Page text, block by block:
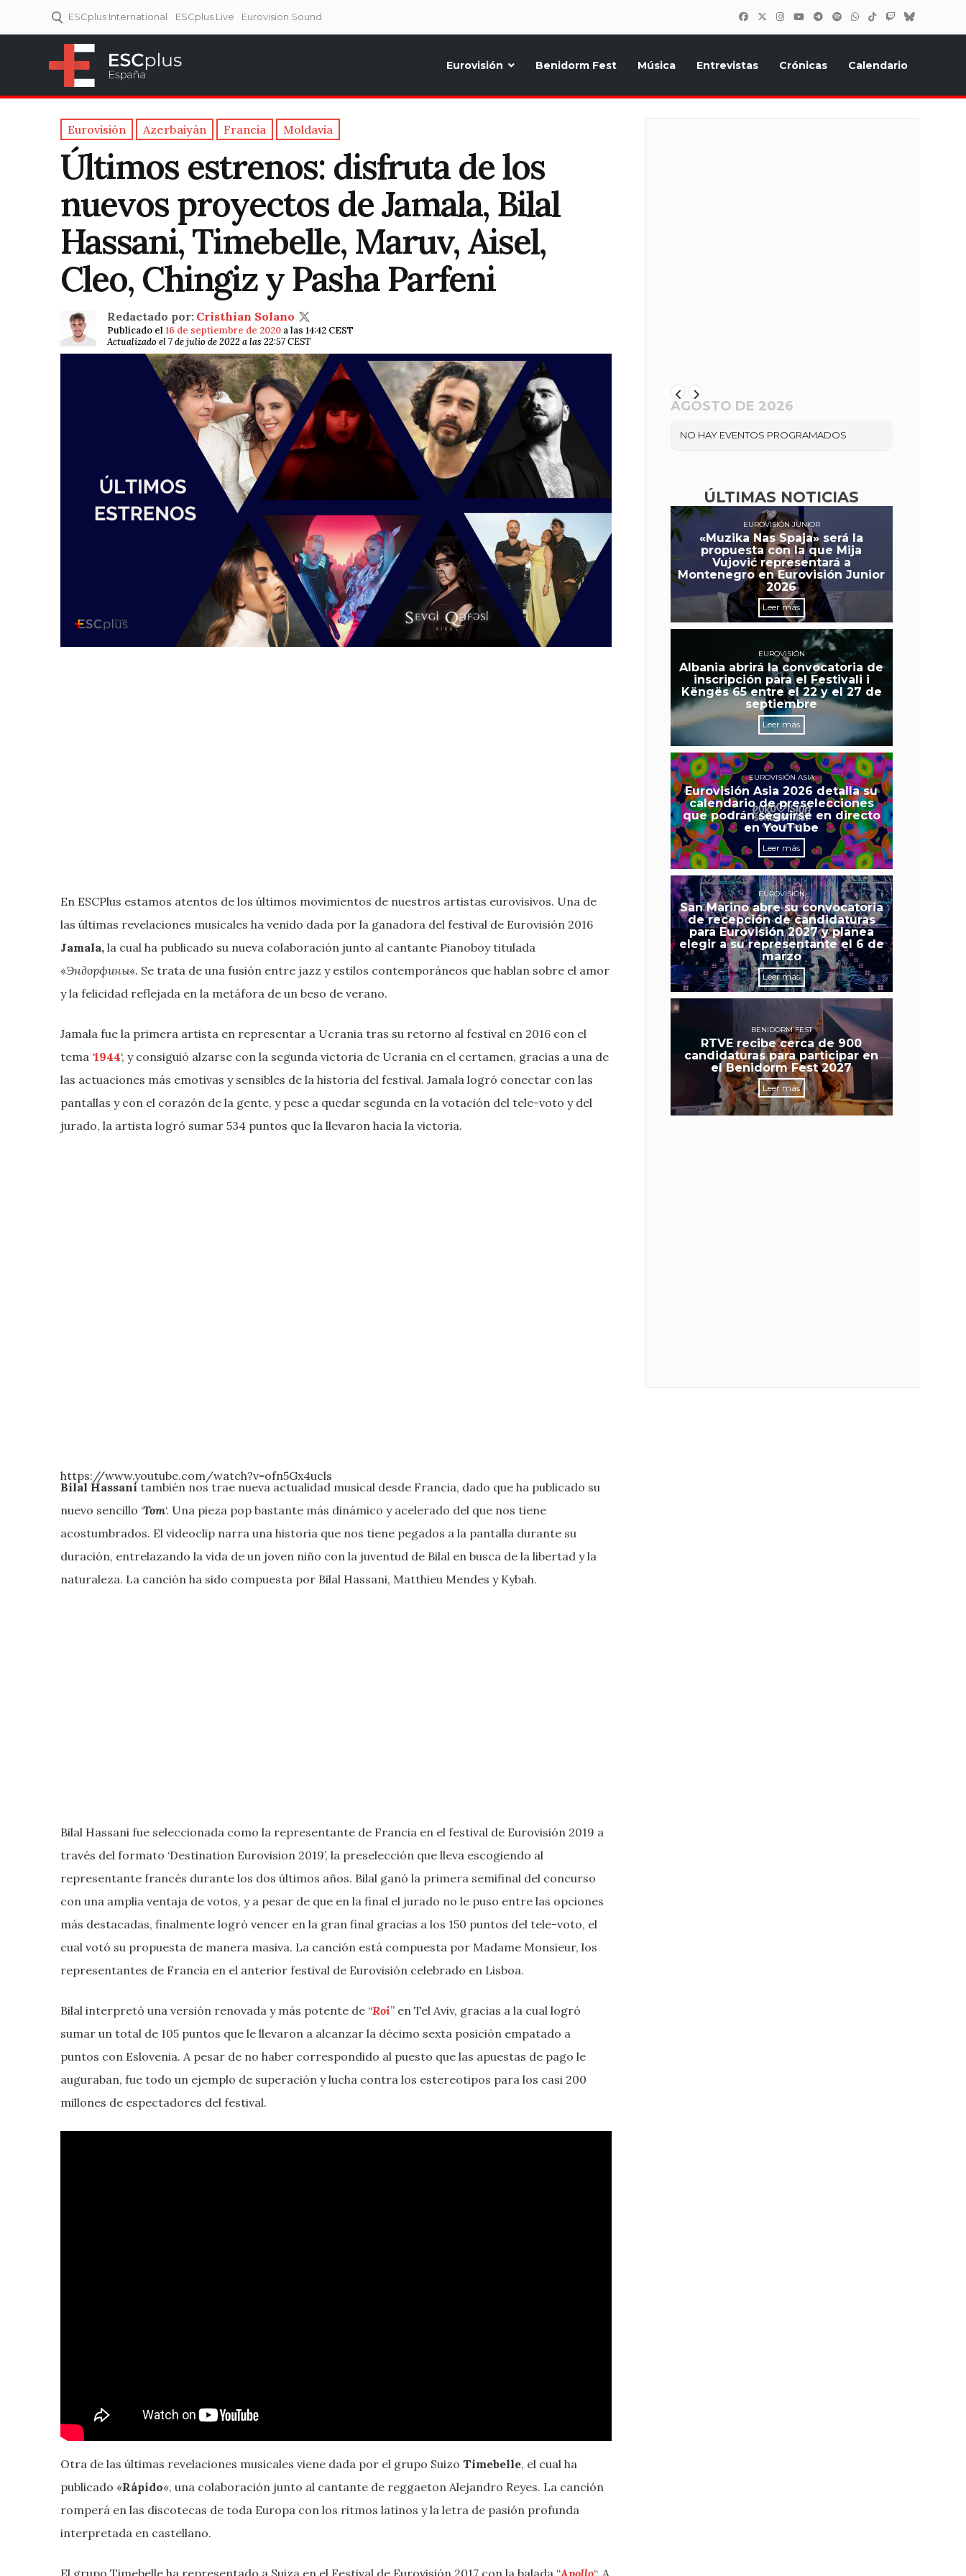
ESCplus International ESCplus Live Eurovision Sound
Eurovisión Benidorm Fest Música Entrevistas Crónicas Calendario
Eurovisión Azerbaiyán Francia Moldavia
Últimos estrenos: disfruta de los
nuevos proyectos de Jamala, Bilal
Hassani, Timebelle, Maruv, Aisel,
Cleo, Chingiz y Pasha Parfeni
Redactado por: Cristhian Solano
Publicado el16 de septiembre de 2020 a las 14:42 CEST
Actualizado el 7 de julio de 2022 a las 22:57 CEST
En ESCPlus estamos atentos de los últimos movimientos de nuestros artistas eurovisivos. Una de
las últimas revelaciones musicales ha venido dada por la ganadora del festival de Eurovisión 2016
Jamala, la cual ha publicado su nueva colaboración junto al cantante Pianoboy titulada
«Эндорфины«. Se trata de una fusión entre jazz y estilos contemporáneos que hablan sobre el amor
y la felicidad reflejada en la metáfora de un beso de verano.
Jamala fue la primera artista en representar a Ucrania tras su retorno al festival en 2016 con el
tema ‘1944‘, y consiguió alzarse con la segunda victoria de Ucrania en el certamen, gracias a una de
las actuaciones más emotivas y sensibles de la historia del festival. Jamala logró conectar con las
pantallas y con el corazón de la gente, y pese a quedar segunda en la votación del tele-voto y del
jurado, la artista logró sumar 534 puntos que la llevaron hacia la victoria.
https://www.youtube.com/watch?v=ofn5Gx4ucls
Bilal Hassani también nos trae nueva actualidad musical desde Francia, dado que ha publicado su
nuevo sencillo ‘Tom‘. Una pieza pop bastante más dinámico y acelerado del que nos tiene
acostumbrados. El videoclip narra una historia que nos tiene pegados a la pantalla durante su
duración, entrelazando la vida de un joven niño con la juventud de Bilal en busca de la libertad y la
naturaleza. La canción ha sido compuesta por Bilal Hassani, Matthieu Mendes y Kybah.
Bilal Hassani fue seleccionada como la representante de Francia en el festival de Eurovisión 2019 a
través del formato ‘Destination Eurovision 2019’, la preselección que lleva escogiendo al
representante francés durante los dos últimos años. Bilal ganó la primera semifinal del concurso
con una amplia ventaja de votos, y a pesar de que en la final el jurado no le puso entre las opciones
más destacadas, finalmente logró vencer en la gran final gracias a los 150 puntos del tele-voto, el
cual votó su propuesta de manera masiva. La canción está compuesta por Madame Monsieur, los
representantes de Francia en el anterior festival de Eurovisión celebrado en Lisboa.
Bilal interpretó una versión renovada y más potente de “Roi” en Tel Aviv, gracias a la cual logró
sumar un total de 105 puntos que le llevaron a alcanzar la décimo sexta posición empatado a
puntos con Eslovenia. A pesar de no haber correspondido al puesto que las apuestas de pago le
auguraban, fue todo un ejemplo de superación y lucha contra los estereotipos para los casi 200
millones de espectadores del festival.
Otra de las últimas revelaciones musicales viene dada por el grupo Suizo Timebelle, el cual ha
publicado «Rápido«, una colaboración junto al cantante de reggaeton Alejandro Reyes. La canción
romperá en las discotecas de toda Europa con los ritmos latinos y la letra de pasión profunda
interpretada en castellano.
AGOSTO DE 2026
NO HAY EVENTOS PROGRAMADOS
ÚLTIMAS NOTICIAS
EUROVISIÓN JUNIOR
«Muzika Nas Spaja» será la
propuesta con la que Mija
Vujović representará a
Montenegro en Eurovisión Junior
2026
Leer más
EUROVISIÓN
Albania abrirá la convocatoria de
inscripción para el Festivali i
Këngës 65 entre el 22 y el 27 de
septiembre
Leer más
EUROVISIÓN ASIA
Eurovisión Asia 2026 detalla su
calendario de preselecciones
que podrán seguirse en directo
en YouTube
Leer más
EUROVISIÓN
San Marino abre su convocatoria
de recepción de candidaturas
para Eurovisión 2027 y planea
elegir a su representante el 6 de
marzo
Leer más
BENIDORM FEST
RTVE recibe cerca de 900
candidaturas para participar en
el Benidorm Fest 2027
Leer más